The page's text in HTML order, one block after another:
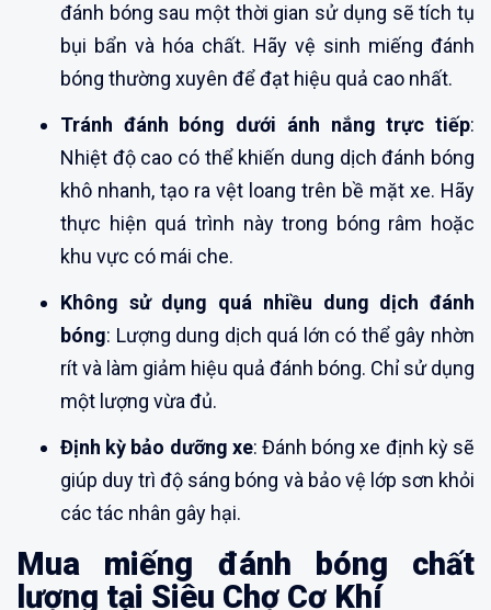
đánh bóng sau một thời gian sử dụng sẽ tích tụ
bụi bẩn và hóa chất. Hãy vệ sinh miếng đánh
bóng thường xuyên để đạt hiệu quả cao nhất.
Tránh đánh bóng dưới ánh nắng trực tiếp:
Nhiệt độ cao có thể khiến dung dịch đánh bóng
khô nhanh, tạo ra vệt loang trên bề mặt xe. Hãy
thực hiện quá trình này trong bóng râm hoặc
khu vực có mái che.
Không sử dụng quá nhiều dung dịch đánh
bóng: Lượng dung dịch quá lớn có thể gây nhờn
rít và làm giảm hiệu quả đánh bóng. Chỉ sử dụng
một lượng vừa đủ.
Định kỳ bảo dưỡng xe: Đánh bóng xe định kỳ sẽ
giúp duy trì độ sáng bóng và bảo vệ lớp sơn khỏi
các tác nhân gây hại.
Mua miếng đánh bóng chất
lượng tại Siêu Chợ Cơ Khí